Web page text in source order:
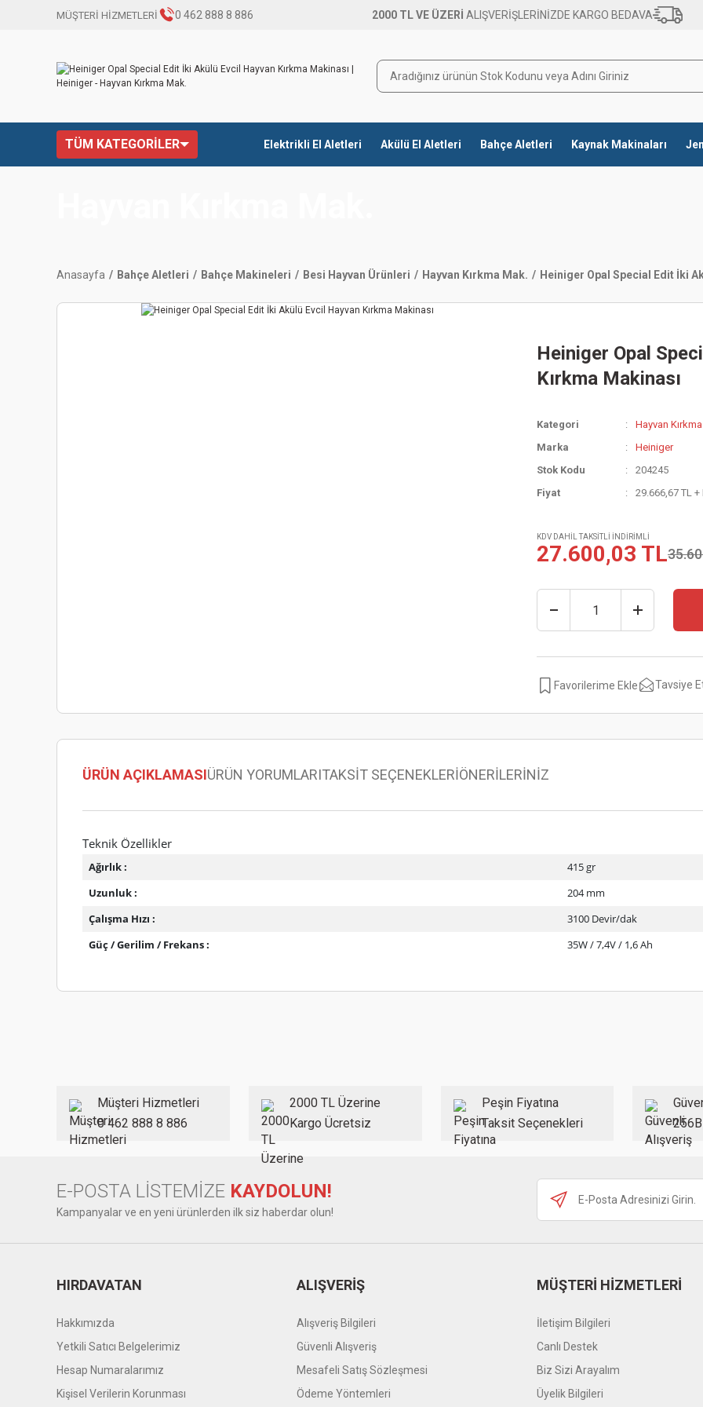
MÜŞTERİ HİZMETLERİ 0 462 888 8 886 2000 TL VE ÜZERİ ALIŞVERİŞLERİNİZDE KARGO BEDAVA
TÜM KATEGORİLER Elektrikli El Aletleri Akülü El Aletleri Bahçe Aletleri Kaynak Makinaları
Anasayfa Bahçe Aletleri Bahçe Makineleri Besi Hayvan Ürünleri Hayvan Kırkma Mak. Heiniger Opal Special Edit İki
Heiniger Opal
Kırkma Makinası
Kategori
Hayvan
Marka
Heiniger
Stok Kodu
204245
Fiyat
29.666,67 TL +
KDV DAHİL TAKSİTLİ İNDİRİMLİ
27.600,03 TL
Tavsiye
ÜRÜN AÇIKLAMASIÜRÜN YORUMLARITAKSİT SEÇENEKLERİÖNERİLERİNİZ
Teknik Özellikler
Ağırlık :
415 gr
Uzunluk :
204 mm
Çalışma Hızı :
3100 Devir/dak
Güç / Gerilim / Frekans :
35W / 7,4V / 1,6 Ah
Ürün bilgilerinde hatalar bulunuyor.
Ürün fiyatı diğer sitelerden daha pahalı.
Bu ürüne benzer farklı alternatifler olmalı.
Gönder
Müşteri Hizmetleri
0 462 888 8 886
2000 TL Üzerine
Kargo Ücretsiz
Peşin Fiyatına
Taksit Seçenekleri
E-POSTA LİSTEMİZE KAYDOLUN!
Kampanyalar ve en yeni ürünlerden ilk siz haberdar olun!
HIRDAVATAN
Hakkımızda
Yetkili Satıcı Belgelerimiz
Hesap Numaralarımız
Kişisel Verilerin Korunması
ALIŞVERİŞ
Alışveriş Bilgileri
Güvenli Alışveriş
Mesafeli Satış Sözleşmesi
Ödeme Yöntemleri
MÜŞTERİ HİZMETLERİ
İletişim Bilgileri
Canlı Destek
Biz Sizi Arayalım
Üyelik Bilgileri